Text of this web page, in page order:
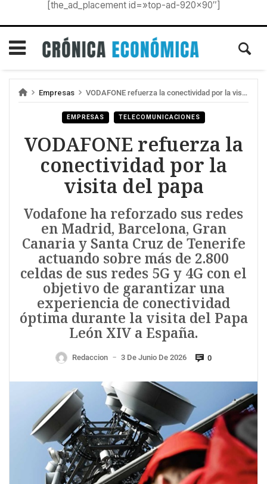
[the_ad_placement id=»top-ad-920×90″]
Empresas VODAFONE refuerza la conectividad por la visita del papa
EMPRESAS TELECOMUNICACIONES
VODAFONE refuerza la
conectividad por la
visita del papa
Vodafone ha reforzado sus redes
en Madrid, Barcelona, Gran
Canaria y Santa Cruz de Tenerife
actuando sobre más de 2.800
celdas de sus redes 5G y 4G con el
objetivo de garantizar una
experiencia de conectividad
óptima durante la visita del Papa
León XIV a España.
Redaccion — 3 De Junio De 2026 0